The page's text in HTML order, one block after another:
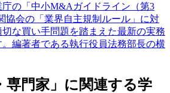
の「中小M&Aガイドライン（第3
協会の「業界自主規制ルール」に対
な買い手問題を踏まえた最新の実務
編著者である執行役員法務部長の横
専門家」に関連する学